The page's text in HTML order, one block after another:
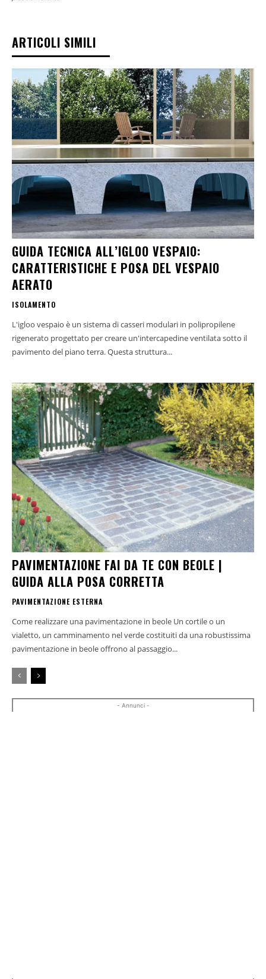
ARTICOLI SIMILI
GUIDA TECNICA ALL’IGLOO VESPAIO:
CARATTERISTICHE E POSA DEL VESPAIO
AERATO
ISOLAMENTO
L'igloo vespaio è un sistema di casseri modulari in polipropilene
rigenerato progettato per creare un'intercapedine ventilata sotto il
pavimento del piano terra. Questa struttura...
PAVIMENTAZIONE FAI DA TE CON BEOLE |
GUIDA ALLA POSA CORRETTA
PAVIMENTAZIONE ESTERNA
Come realizzare una pavimentazione in beole Un cortile o un
vialetto, un camminamento nel verde costituiti da una robustissima
pavimentazione in beole offrono al passaggio...
- Annunci -